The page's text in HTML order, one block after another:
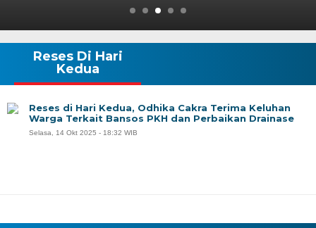
Reses Di Hari
Kedua
Reses di Hari Kedua, Odhika Cakra Terima Keluhan
Warga Terkait Bansos PKH dan Perbaikan Drainase
Selasa, 14 Okt 2025 - 18:32 WIB